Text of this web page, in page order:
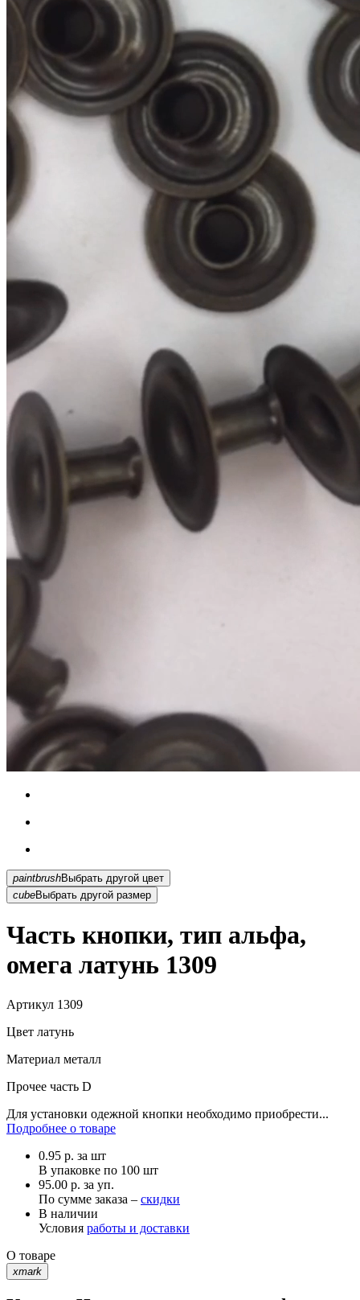
paintbrush
Выбрать другой цвет
cubeВыбрать другой размер
Часть кнопки, тип альфа,
омега латунь 1309
Артикул 1309
Цвет латунь
Материал металл
Прочее часть D
Для установки одежной кнопки необходимо приобрести...
Подробнее о товаре
0.95 р. за шт
В упаковке по 100 шт
95.00 р. за уп.
По сумме заказа – скидки
В наличии
Условия работы и доставки
О товаре
xmark